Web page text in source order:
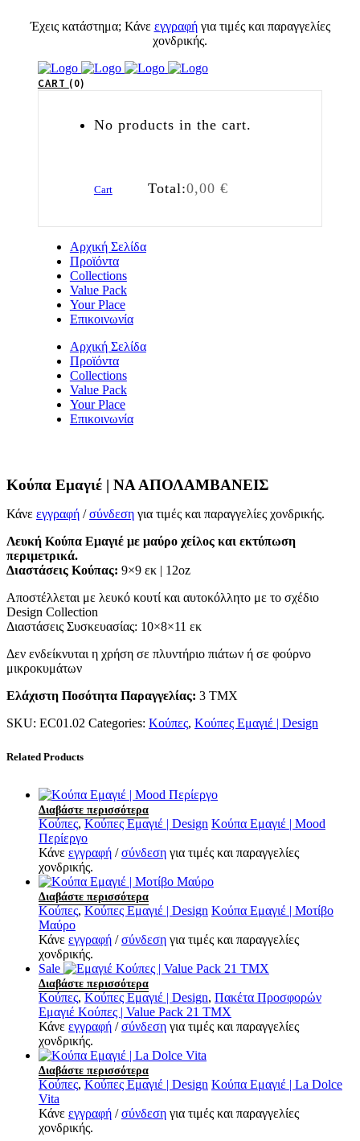
Έχεις κατάστημα; Κάνε εγγραφήγια τιμές και παραγγελίες
χονδρικής.
CART 0
No products in the cart.
Cart Total:0,00 €
Αρχική Σελίδα
Προϊόντα
Collections
Value Pack
Your Place
Επικοινωνία
Αρχική Σελίδα
Προϊόντα
Collections
Value Pack
Your Place
Επικοινωνία
Κούπα Εμαγιέ | ΝΑ ΑΠΟΛΑΜΒΑΝΕΙΣ
Κάνε εγγραφή /σύνδεση για τιμές και παραγγελίες χονδρικής.
Λευκή Κούπα Εμαγιέ με μαύρο χείλος και εκτύπωση
περιμετρικά.
Διαστάσεις Κούπας: 9×9 εκ | 12oz
Αποστέλλεται με λευκό κουτί και αυτοκόλλητο με το σχέδιο
Design Collection
Διαστάσεις Συσκευασίας: 10×8×11 εκ
Δεν ενδείκνυται η χρήση σε πλυντήριο πιάτων ή σε φούρνο
μικροκυμάτων
Ελάχιστη Ποσότητα Παραγγελίας: 3 ΤΜΧ
SKU: EC01.02 Categories: Κούπες, Κούπες Εμαγιέ | Design
Related Products
Διαβάστε περισσότερα
Κούπες, Κούπες Εμαγιέ | Design Κούπα Εμαγιέ | Mood
Περίεργο
Κάνε εγγραφή /σύνδεση για τιμές και παραγγελίες
χονδρικής.
Διαβάστε περισσότερα
Κούπες, Κούπες Εμαγιέ | Design Κούπα Εμαγιέ | Μοτίβο
Μαύρο
Κάνε εγγραφή /σύνδεση για τιμές και παραγγελίες
χονδρικής.
Sale
Διαβάστε περισσότερα
Κούπες, Κούπες Εμαγιέ | Design, Πακέτα Προσφορών
Εμαγιέ Κούπες | Value Pack 21 TMX
Κάνε εγγραφή /σύνδεση για τιμές και παραγγελίες
χονδρικής.
Διαβάστε περισσότερα
Κούπες, Κούπες Εμαγιέ | Design Κούπα Εμαγιέ | La Dolce
Vita
Κάνε εγγραφή /σύνδεση για τιμές και παραγγελίες
χονδρικής.